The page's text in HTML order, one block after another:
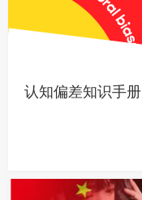
认知偏差知识手册